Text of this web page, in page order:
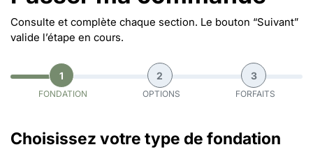
Consulte et complète chaque section. Le bouton “Suivant”
valide l’étape en cours.
1
FONDATION
2
OPTIONS
3
FORFAITS
Choisissez votre type de fondation